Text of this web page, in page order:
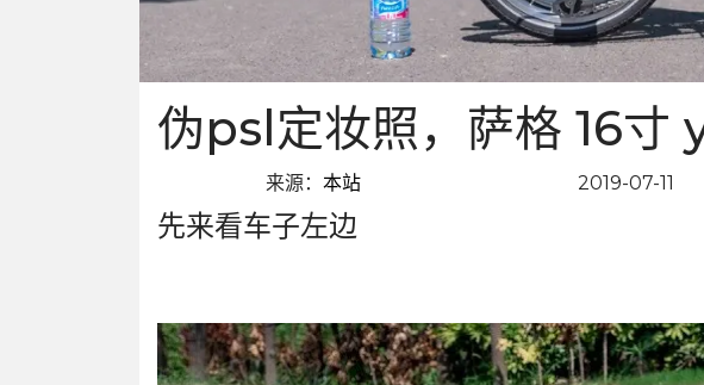
伪psl定妆照，萨格 16寸
来源：本站 2019-07-11
先来看车子左边